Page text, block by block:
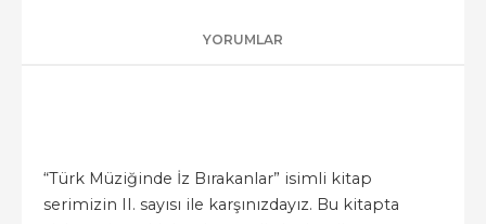
YORUMLAR
“Türk Müziğinde İz Bırakanlar” isimli kitap
serimizin II. sayısı ile karşınızdayız. Bu kitapta